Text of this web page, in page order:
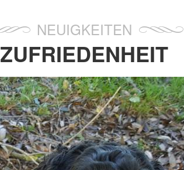
NEUIGKEITEN
ZUFRIEDENHEIT